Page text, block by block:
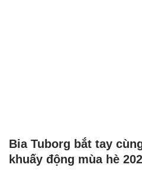
Bia Tuborg bắt tay
khuấy động mùa hè